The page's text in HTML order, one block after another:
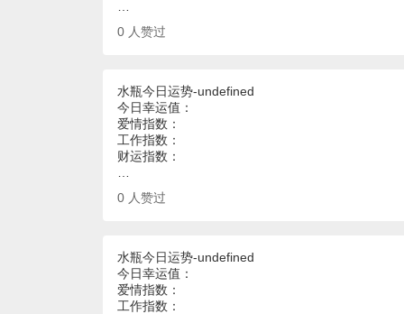
0 人赞过
水瓶今日运势-undefined
今日幸运值：
爱情指数：
工作指数：
财运指数：
0 人赞过
水瓶今日运势-undefined
今日幸运值：
爱情指数：
工作指数：